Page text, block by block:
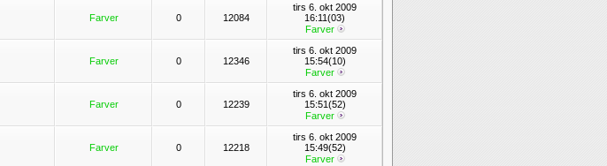
Farver 0 12084
tirs 6. okt 2009
16:11(03)
Farver
Farver 0 12346
tirs 6. okt 2009
15:54(10)
Farver
Farver 0 12239
tirs 6. okt 2009
15:51(52)
Farver
Farver 0 12218
tirs 6. okt 2009
15:49(52)
Farver